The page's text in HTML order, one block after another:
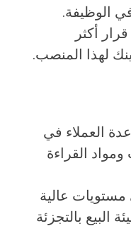
الوظيفة.
أكثر
لهذا المنصب.
العملاء في
ومواد القراءة
عالية
البيع بالتجزئة